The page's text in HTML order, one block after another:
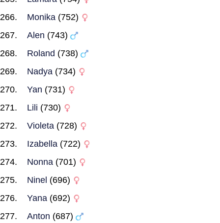
Monika (752)
Alen (743)
Roland (738)
Nadya (734)
Yan (731)
Lili (730)
Violeta (728)
Izabella (722)
Nonna (701)
Ninel (696)
Yana (692)
Anton (687)